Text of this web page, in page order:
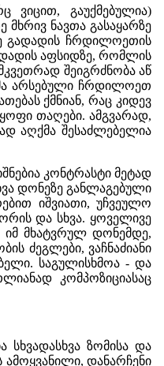
ვიცით, გაუქმებულია)
ნავთა გასაყარზე
გადადის ჩრდილოეთის
აფსიდზე, რომლის
შეიგრძნობა აწ
არსებული ჩრდილოეთ
ქმნიან, რაც კიდევ
თაღები. ამგვარად,
აღქმა შესაძლებელია
კონტრასტი მეტად
დონეზე განლაგებული
იშვიათი, უჩვეულო
და სხვა. ყოველივე
მხატვრულ დონემდე,
ძეგლები, ვაჩნაძიანი
საგულისხმოა - და
კომპოზიციასაც
სხვადასხვა ზომისა და
ამოყვანილი, დანარჩენი